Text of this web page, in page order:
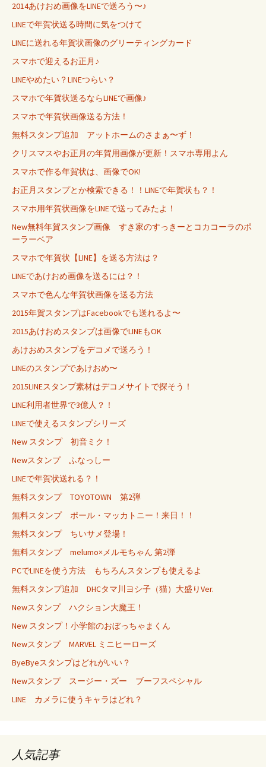
2014あけおめ画像をLINEで送ろう〜♪
LINEで年賀状送る時間に気をつけて
LINEに送れる年賀状画像のグリーティングカード
スマホで迎えるお正月♪
LINEやめたい？LINEつらい？
スマホで年賀状送るならLINEで画像♪
スマホで年賀状画像送る方法！
無料スタンプ追加 アットホームのさまぁ〜ず！
クリスマスやお正月の年賀用画像が更新！スマホ専用よん
スマホで作る年賀状は、画像でOK!
お正月スタンプとか検索できる！！LINEで年賀状も？！
スマホ用年賀状画像をLINEで送ってみたよ！
New無料年賀スタンプ画像 すき家のすっきーとコカコーラのポ
ーラーベア
スマホで年賀状【LINE】を送る方法は？
LINEであけおめ画像を送るには？！
スマホで色んな年賀状画像を送る方法
2015年賀スタンプはFacebookでも送れるよ〜
2015あけおめスタンプは画像でLINEもOK
あけおめスタンプをデコメで送ろう！
LINEのスタンプであけおめ〜
2015LINEスタンプ素材はデコメサイトで探そう！
LINE利用者世界で3億人？！
LINEで使えるスタンプシリーズ
New スタンプ 初音ミク！
Newスタンプ ふなっしー
LINEで年賀状送れる？！
無料スタンプ TOYOTOWN 第2弾
無料スタンプ ポール・マッカトニー！来日！！
無料スタンプ ちいサメ登場！
無料スタンプ melumo×メルモちゃん 第2弾
PCでLINEを使う方法 もちろんスタンプも使えるよ
無料スタンプ追加 DHCタマ川ヨシ子（猫）大盛りVer.
Newスタンプ ハクション大魔王！
New スタンプ！小学館のおぼっちゃまくん
Newスタンプ MARVEL ミニヒーローズ
ByeByeスタンプはどれがいい？
Newスタンプ スージー・ズー ブーフスペシャル
LINE カメラに使うキャラはどれ？
人気記事